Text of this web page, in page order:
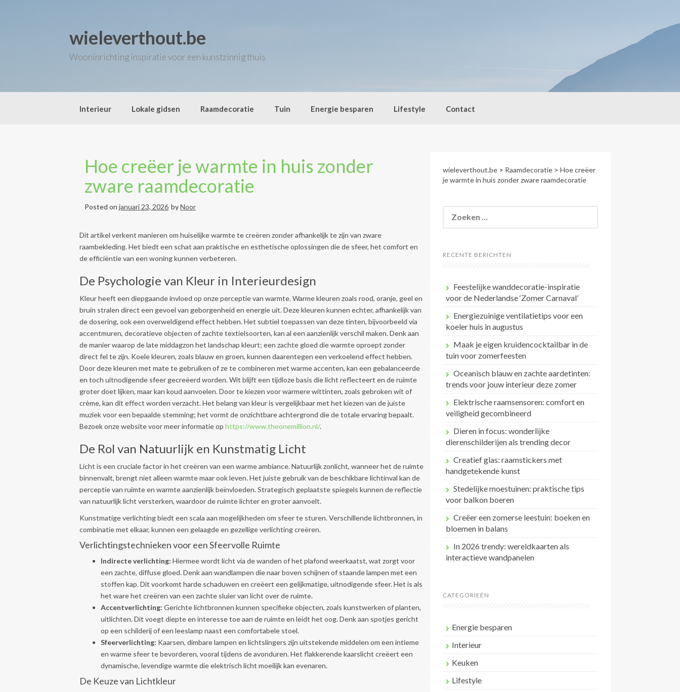
wieleverthout.be
Wooninrichting inspiratie voor een kunstzinnig thuis
Interieur Lokale gidsen Raamdecoratie Tuin Energie besparen Lifestyle Contact
Hoe creëer je warmte in huis zonder
zware raamdecoratie
Posted on januari 23, 2026 byNoor
Dit artikel verkent manieren om huiselijke warmte te creëren zonder afhankelijk te zijn van zware
raambekleding. Het biedt een schat aan praktische en esthetische oplossingen die de sfeer, het comfort en
de efficiëntie van een woning kunnen verbeteren.
De Psychologie van Kleur in Interieurdesign
Kleur heeft een diepgaande invloed op onze perceptie van warmte. Warme kleuren zoals rood, oranje, geel en
bruin stralen direct een gevoel van geborgenheid en energie uit. Deze kleuren kunnen echter, afhankelijk van
de dosering, ook een overweldigend effect hebben. Het subtiel toepassen van deze tinten, bijvoorbeeld via
accentmuren, decoratieve objecten of zachte textielsoorten, kan al een aanzienlijk verschil maken. Denk aan
de manier waarop de late middagzon het landschap kleurt; een zachte gloed die warmte oproept zonder
direct fel te zijn. Koele kleuren, zoals blauw en groen, kunnen daarentegen een verkoelend effect hebben.
Door deze kleuren met mate te gebruiken of ze te combineren met warme accenten, kan een gebalanceerde
en toch uitnodigende sfeer gecreëerd worden. Wit blijft een tijdloze basis die licht reflecteert en de ruimte
groter doet lijken, maar kan koud aanvoelen. Door te kiezen voor warmere wittinten, zoals gebroken wit of
crème, kan dit effect worden verzacht. Het belang van kleur is vergelijkbaar met het kiezen van de juiste
muziek voor een bepaalde stemming; het vormt de onzichtbare achtergrond die de totale ervaring bepaalt.
Bezoek onze website voor meer informatie op https://www.theonemillion.nl/.
De Rol van Natuurlijk en Kunstmatig Licht
Licht is een cruciale factor in het creëren van een warme ambiance. Natuurlijk zonlicht, wanneer het de ruimte
binnenvalt, brengt niet alleen warmte maar ook leven. Het juiste gebruik van de beschikbare lichtinval kan de
perceptie van ruimte en warmte aanzienlijk beïnvloeden. Strategisch geplaatste spiegels kunnen de reflectie
van natuurlijk licht versterken, waardoor de ruimte lichter en groter aanvoelt.
Kunstmatige verlichting biedt een scala aan mogelijkheden om sfeer te sturen. Verschillende lichtbronnen, in
combinatie met elkaar, kunnen een gelaagde en gezellige verlichting creëren.
Verlichtingstechnieken voor een Sfeervolle Ruimte
Indirecte verlichting: Hiermee wordt licht via de wanden of het plafond weerkaatst, wat zorgt voor
een zachte, diffuse gloed. Denk aan wandlampen die naar boven schijnen of staande lampen met een
stoffen kap. Dit voorkomt harde schaduwen en creëert een gelijkmatige, uitnodigende sfeer. Het is als
het ware het creëren van een zachte sluier van licht over de ruimte.
Accentverlichting: Gerichte lichtbronnen kunnen specifieke objecten, zoals kunstwerken of planten,
uitlichten. Dit voegt diepte en interesse toe aan de ruimte en leidt het oog. Denk aan spotjes gericht
op een schilderij of een leeslamp naast een comfortabele stoel.
Sfeerverlichting: Kaarsen, dimbare lampen en lichtslingers zijn uitstekende middelen om een intieme
en warme sfeer te bevorderen, vooral tijdens de avonduren. Het flakkerende kaarslicht creëert een
dynamische, levendige warmte die elektrisch licht moeilijk kan evenaren.
De Keuze van Lichtkleur
wieleverthout.be > Raamdecoratie >Hoe creëer
je warmte in huis zonder zware raamdecoratie
naar:
RECENTE BERICHTEN
Feestelijke wanddecoratie-inspiratie
voor de Nederlandse ‘Zomer Carnaval’
Energiezuinige ventilatietips voor een
koeler huis in augustus
Maak je eigen kruidencocktailbar in de
tuin voor zomerfeesten
Oceanisch blauw en zachte aardetinten:
trends voor jouw interieur deze zomer
Elektrische raamsensoren: comfort en
veiligheid gecombineerd
Dieren in focus: wonderlijke
dierenschilderijen als trending decor
Creatief glas: raamstickers met
handgetekende kunst
Stedelijke moestuinen: praktische tips
voor balkon boeren
Creëer een zomerse leestuin: boeken en
bloemen in balans
In 2026 trendy: wereldkaarten als
interactieve wandpanelen
CATEGORIEËN
Energie besparen
Interieur
Keuken
Lifestyle